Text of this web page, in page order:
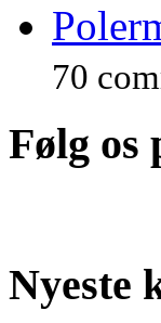
70
Følg os
Nyeste